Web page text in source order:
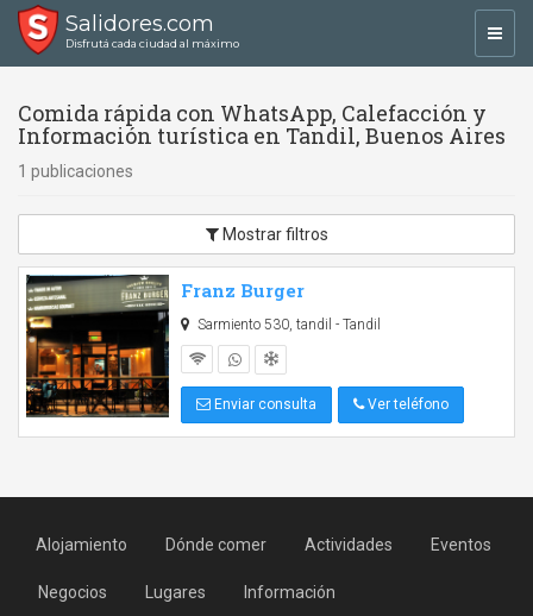
Salidores.com
Disfrutá cada ciudad al máximo
Comida rápida con WhatsApp, Calefacción y
Información turística en Tandil, Buenos Aires
1 publicaciones
Mostrar filtros
Franz Burger
Sarmiento 530, tandil - Tandil
Enviar consulta Ver teléfono
Alojamiento Dónde comer Actividades Eventos
Negocios Lugares Información